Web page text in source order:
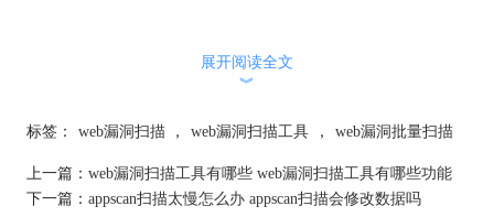
一、Web漏洞扫描的原理
全测试，检测是否存在安全漏洞。Web应用程序通
览器与服务器进行通信。攻击者可以利用Web应用
程序中的漏洞，获取未授权访问、篡改数据等攻击
展开阅读全文
︾
标签： web漏洞扫描 ， web漏洞扫描工具 ， web漏洞批量扫描
上一篇： web漏洞扫描工具有哪些 web漏洞扫描工具有哪些功能
下一篇： appscan扫描太慢怎么办 appscan扫描会修改数据吗